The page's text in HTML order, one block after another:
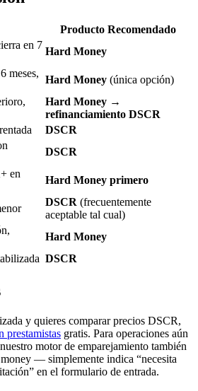
Producto Recomendado
en 7
Hard Money
meses,
Hard Money (única opción)
Hard Money →
refinanciamiento DSCR
DSCR
DSCR
en
Hard Money primero
DSCR (frecuentemente
aceptable tal cual)
Hard Money
DSCR
y quieres comparar precios DSCR,
prestamistas gratis. Para operaciones aún
motor de emparejamiento también
— simplemente indica “necesita
en el formulario de entrada.